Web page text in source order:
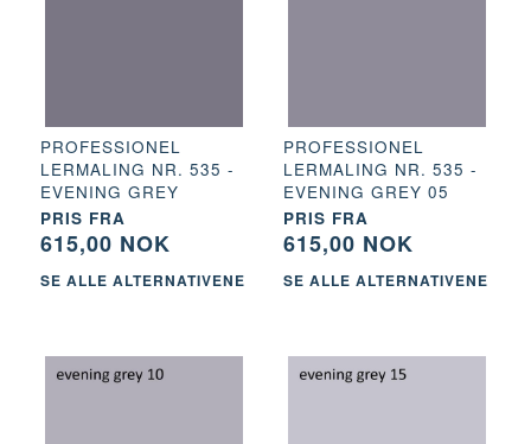
PROFESSIONEL
LERMALING NR. 535 -
EVENING GREY
PRIS FRA
615,00 NOK
SE ALLE ALTERNATIVENE
PROFESSIONEL
LERMALING NR. 535 -
EVENING GREY 05
PRIS FRA
615,00 NOK
SE ALLE ALTERNATIVENE